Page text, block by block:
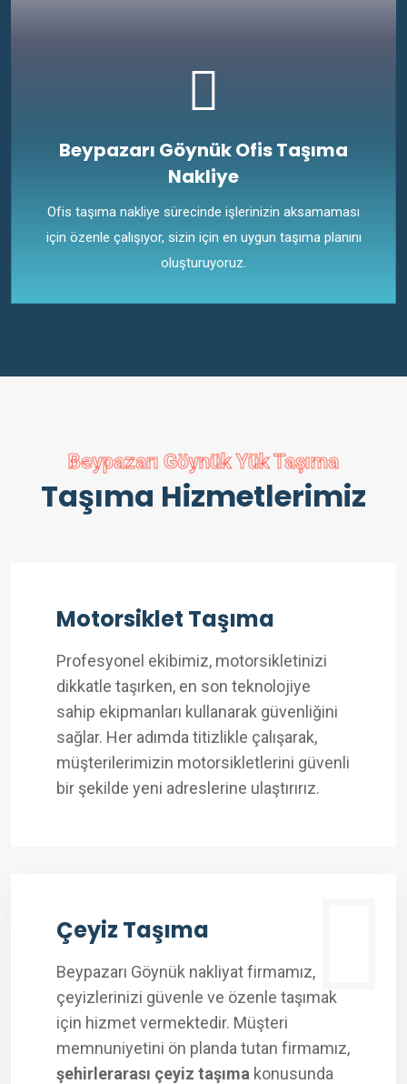
Beypazarı Göynük Ofis Taşıma
Nakliye
Ofis taşıma nakliye sürecinde işlerinizin aksamaması
için özenle çalışıyor, sizin için en uygun taşıma planını
oluşturuyoruz.
Beypazarı Göynük Yük Taşıma
Taşıma Hizmetlerimiz
Motorsiklet Taşıma
Profesyonel ekibimiz, motorsikletinizi
dikkatle taşırken, en son teknolojiye
sahip ekipmanları kullanarak güvenliğini
sağlar. Her adımda titizlikle çalışarak,
müşterilerimizin motorsikletlerini güvenli
bir şekilde yeni adreslerine ulaştırırız.
Çeyiz Taşıma
Beypazarı Göynük nakliyat firmamız,
çeyizlerinizi güvenle ve özenle taşımak
için hizmet vermektedir. Müşteri
memnuniyetini ön planda tutan firmamız,
şehirlerarası çeyiz taşıma konusunda